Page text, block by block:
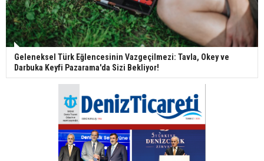
Geleneksel Türk Eğlencesinin Vazgeçilmezi: Tavla, Okey ve
Darbuka Keyfi Pazarama'da Sizi Bekliyor!